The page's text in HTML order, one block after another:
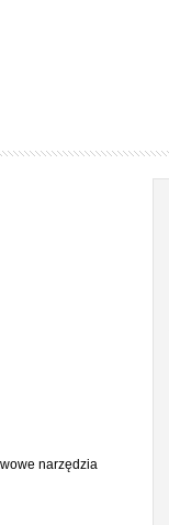
narzędzia